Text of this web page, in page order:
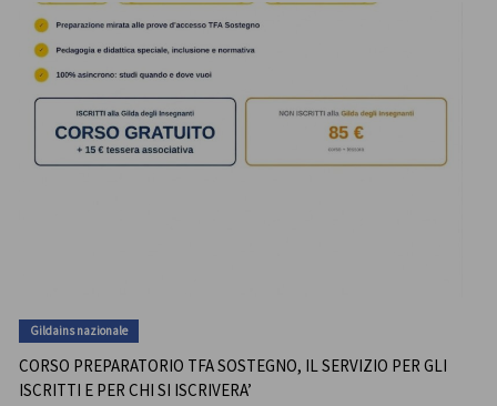
Gildains nazionale
CORSO PREPARATORIO TFA SOSTEGNO, IL SERVIZIO PER GLI
ISCRITTI E PER CHI SI ISCRIVERA’